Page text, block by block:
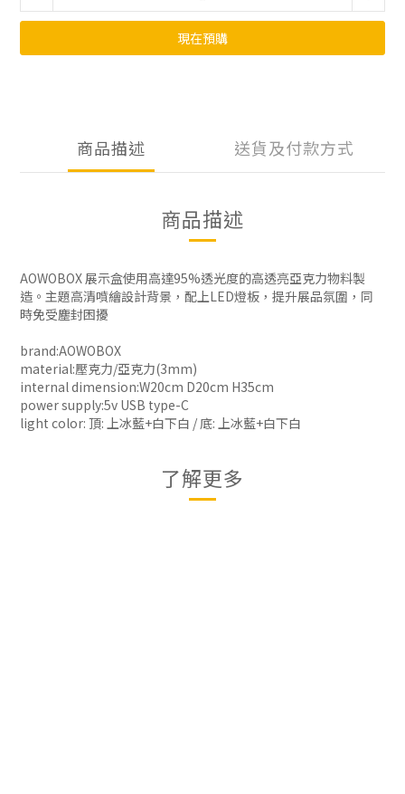
現在預購
商品描述 送貨及付款方式
商品描述
AOWOBOX 展示盒使用高達95%透光度的高透亮亞克力物料製
造。主題高清噴繪設計背景，配上LED燈板，提升展品氛圍，同
時免受塵封困擾
brand:AOWOBOX
material:壓克力/亞克力(3mm)
internal dimension:W20cm D20cm H35cm
power supply:5v USB type-C
light color: 頂: 上冰藍+白下白 / 底: 上冰藍+白下白
了解更多